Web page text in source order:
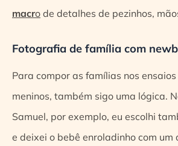
macro de detalhes de pezinhos,
Fotografia de família com
Para compor as famílias nos
meninos, também sigo uma lógica.
Samuel, por exemplo, eu escolhi
e deixei o bebê enroladinho com um